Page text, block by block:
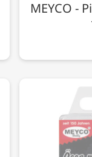
MEYCO -